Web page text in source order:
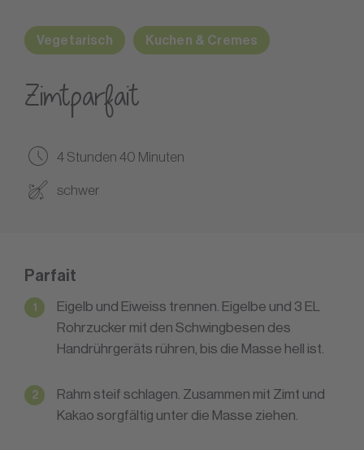
Vegetarisch Kuchen & Cremes
Zimtparfait
4 Stunden 40 Minuten
schwer
Parfait
Eigelb und Eiweiss trennen. Eigelbe und 3 EL
Rohrzucker mit den Schwingbesen des
Handrührgeräts rühren, bis die Masse hell ist.
Rahm steif schlagen. Zusammen mit Zimt und
Kakao sorgfältig unter die Masse ziehen.